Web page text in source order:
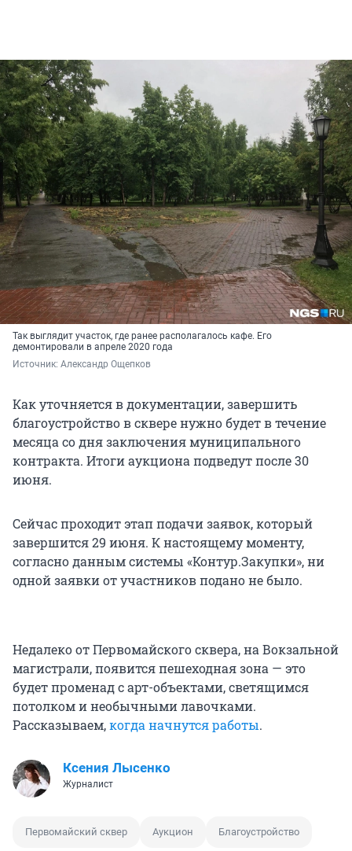
Так выглядит участок, где ранее располагалось кафе. Его
демонтировали в апреле 2020 года
Источник: Александр Ощепков
Как уточняется в документации, завершить
благоустройство в сквере нужно будет в течение
месяца со дня заключения муниципального
контракта. Итоги аукциона подведут после 30
июня.
Сейчас проходит этап подачи заявок, который
завершится 29 июня. К настоящему моменту,
согласно данным системы «Контур.Закупки», ни
одной заявки от участников подано не было.
Недалеко от Первомайского сквера, на Вокзальной
магистрали, появится пешеходная зона — это
будет променад с арт-объектами, светящимся
потолком и необычными лавочками.
Рассказываем,когда начнутся работы.
Ксения Лысенко
Журналист
Первомайский сквер Аукцион Благоустройство